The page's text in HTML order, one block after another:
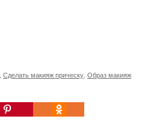
Сделать макияж прическу Образ макияж